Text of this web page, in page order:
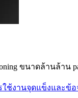
ขนาดล้านล้าน
ช้งานจุดแข็งและข้อ